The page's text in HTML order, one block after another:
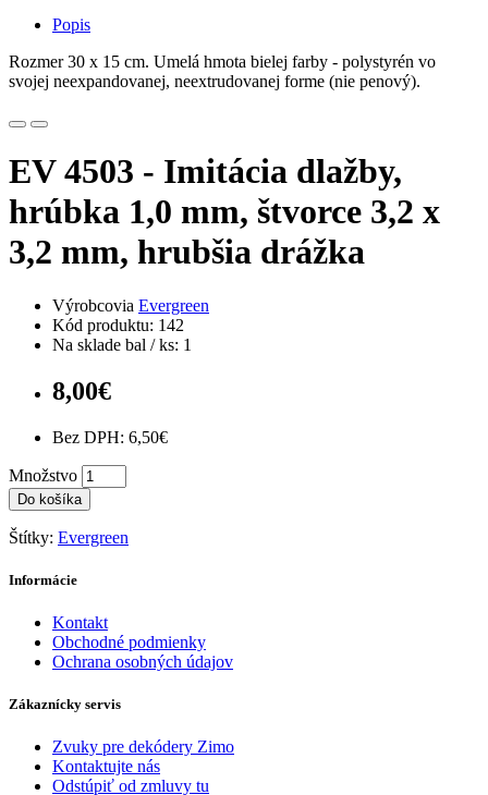
Popis
Rozmer 30 x 15 cm. Umelá hmota bielej farby - polystyrén vo
svojej neexpandovanej, neextrudovanej forme (nie penový).
EV 4503 - Imitácia dlažby,
hrúbka 1,0 mm, štvorce 3,2 x
3,2 mm, hrubšia drážka
Výrobcovia Evergreen
Kód produktu: 142
Na sklade bal / ks: 1
8,00€
Bez DPH: 6,50€
Množstvo
Do košíka
Štítky: Evergreen
Informácie
Kontakt
Obchodné podmienky
Ochrana osobných údajov
Zákaznícky servis
Zvuky pre dekódery Zimo
Kontaktujte nás
Odstúpiť od zmluvy tu